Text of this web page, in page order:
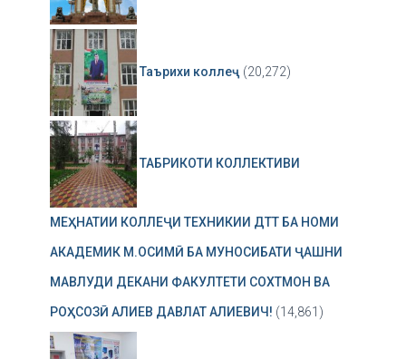
Таърихи коллеҷ (20,272)
ТАБРИКОТИ КОЛЛЕКТИВИ
МЕҲНАТИИ КОЛЛЕҶИ ТЕХНИКИИ ДТТ БА НОМИ
АКАДЕМИК М.ОСИМӢ БА МУНОСИБАТИ ҶАШНИ
МАВЛУДИ ДЕКАНИ ФАКУЛТЕТИ СОХТМОН ВА
РОҲСОЗӢ АЛИЕВ ДАВЛАТ АЛИЕВИЧ! (14,861)